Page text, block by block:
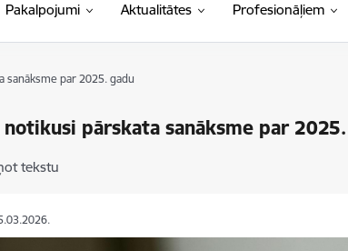
Pakalpojumi Aktualitātes Profesionāļiem
sanāksme par 2025. gadu
pārskata sanāksme par
tekstu